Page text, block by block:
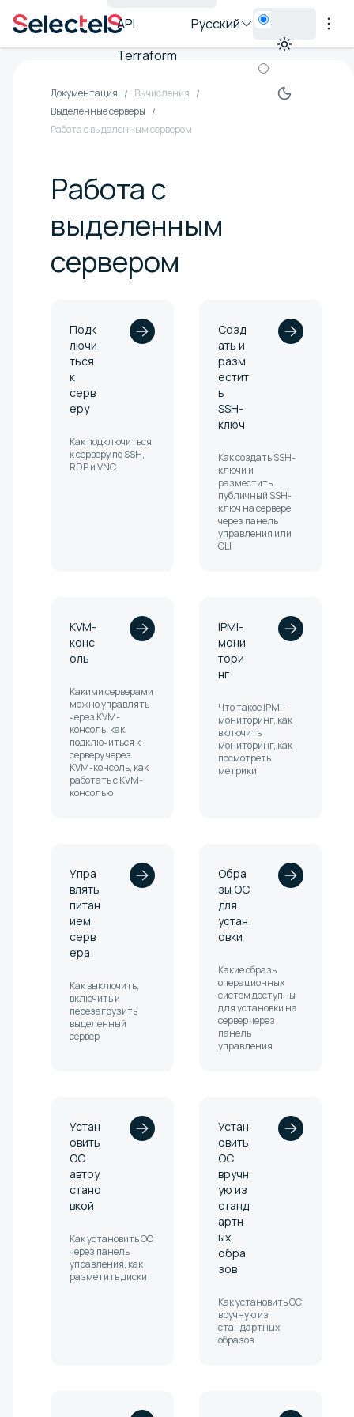
API
Terraform
Русский
Документация
Вычисления
Выделенные серверы
Работа с выделенным сервером
Работа с
выделенным
сервером
Подк
лючи
ться
к
серв
еру
Как подключиться
к серверу по SSH,
RDP и VNC
Созд
ать и
разм
естит
ь
SSH-
ключ
Как создать SSH-
ключи и
разместить
публичный SSH-
ключ на сервере
через панель
управления или
CLI
KVM-
конс
оль
Какими серверами
можно управлять
через KVM-
консоль, как
подключиться к
серверу через
KVM-консоль, как
работать с KVM-
консолью
IPMI-
мони
тори
нг
Что такое IPMI-
мониторинг, как
включить
мониторинг, как
посмотреть
метрики
Упра
влять
питан
ием
серв
ера
Как выключить,
включить и
перезагрузить
выделенный
сервер
Обра
зы ОС
для
устан
овки
Какие образы
операционных
систем доступны
для установки на
сервер через
панель
управления
Устан
овить
ОС
автоу
стано
вкой
Как установить ОС
через панель
управления, как
разметить диски
Устан
овить
ОС
вручн
ую из
станд
артн
ых
обра
зов
Как установить ОС
вручную из
стандартных
образов